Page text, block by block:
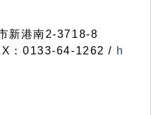
新港南2-3718-8
：0133-64-1262 / h